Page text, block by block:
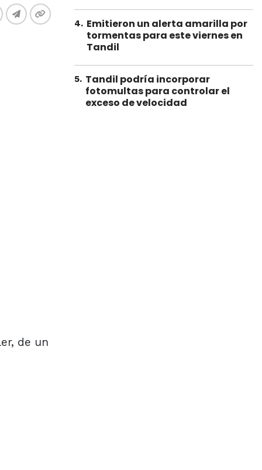
de un
4. Emitieron un alerta amarilla por
tormentas para este viernes en
Tandil
5. Tandil podría incorporar
fotomultas para controlar el
exceso de velocidad